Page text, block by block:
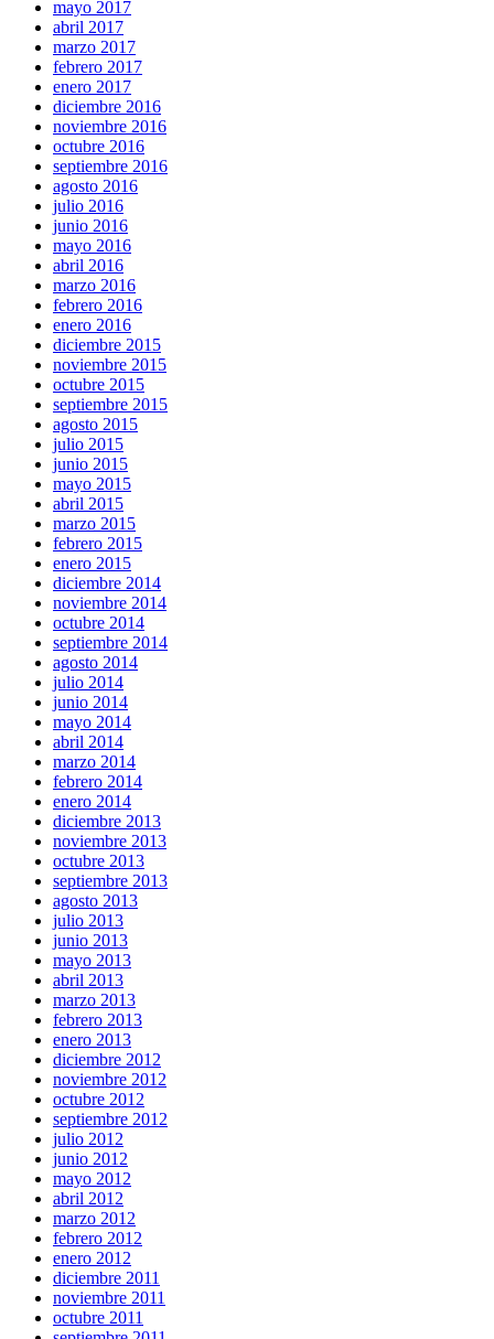
mayo 2017
abril 2017
marzo 2017
febrero 2017
enero 2017
diciembre 2016
noviembre 2016
octubre 2016
septiembre 2016
agosto 2016
julio 2016
junio 2016
mayo 2016
abril 2016
marzo 2016
febrero 2016
enero 2016
diciembre 2015
noviembre 2015
octubre 2015
septiembre 2015
agosto 2015
julio 2015
junio 2015
mayo 2015
abril 2015
marzo 2015
febrero 2015
enero 2015
diciembre 2014
noviembre 2014
octubre 2014
septiembre 2014
agosto 2014
julio 2014
junio 2014
mayo 2014
abril 2014
marzo 2014
febrero 2014
enero 2014
diciembre 2013
noviembre 2013
octubre 2013
septiembre 2013
agosto 2013
julio 2013
junio 2013
mayo 2013
abril 2013
marzo 2013
febrero 2013
enero 2013
diciembre 2012
noviembre 2012
octubre 2012
septiembre 2012
julio 2012
junio 2012
mayo 2012
abril 2012
marzo 2012
febrero 2012
enero 2012
diciembre 2011
noviembre 2011
octubre 2011